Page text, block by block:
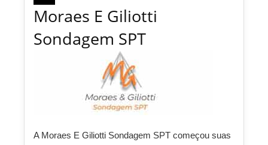
Moraes E Giliotti
Sondagem SPT
A Moraes E Giliotti Sondagem SPT começou suas